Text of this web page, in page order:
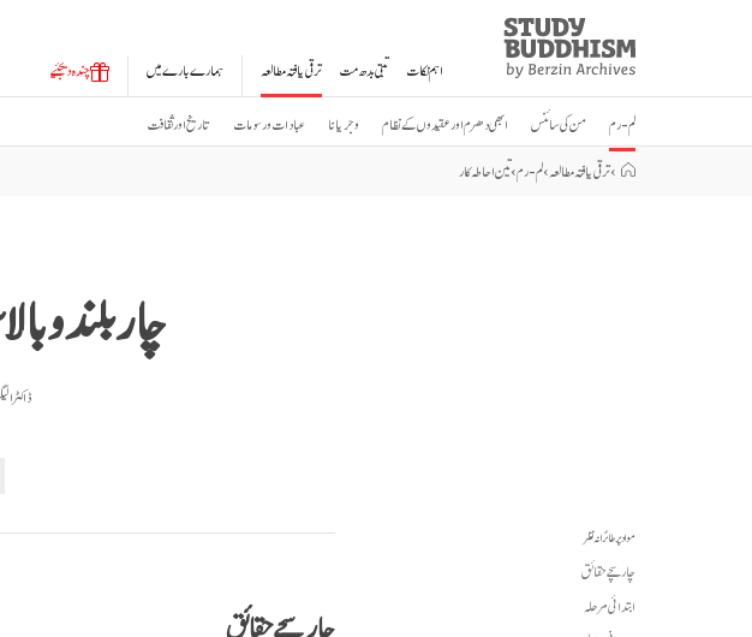
Study
Buddhism
Home
اہم نکات تبتی بدھ مت ترقی یافتہ مطالعہ
لم-رم من کی سائنس ابھی دھرم اور عقیدوں کے نظام وجریانا عبادات و رسومات تاریخ اور ثقافت
ہمارے بارے میں چندہ دیجئیے
›ترقی یافتہ مطالعہ›لم-رم›تین احاطہ کار
چار بلند و
ڈاکٹر
مواد پر طائرانہ نظر
چار سچے حقائق
ابتدائی مرحلہ
چار سچے حقائق